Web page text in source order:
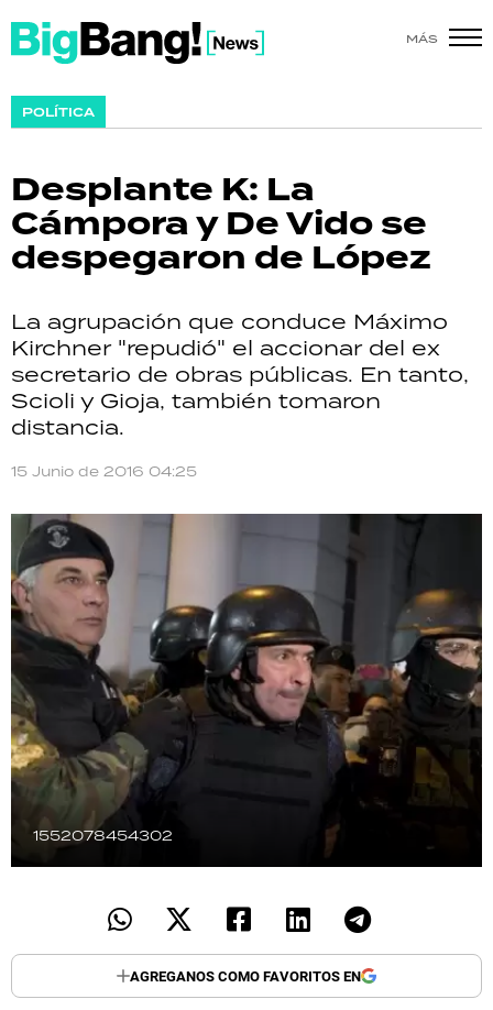
MÁS
POLÍTICA
Desplante K: La
Cámpora y De Vido se
despegaron de López
La agrupación que conduce Máximo
Kirchner "repudió" el accionar del ex
secretario de obras públicas. En tanto,
Scioli y Gioja, también tomaron
distancia.
15 Junio de 2016 04:25
1552078454302
AGREGANOS COMO FAVORITOS EN
SHOW
ACTUALIDAD
POLICIALES
ECONOMÍA
GRAN HERMANO
SALUD
DEPORTES
TECNOLOGÍA
RECETAS
PALABRAS
HORÓSCOPO
Seguinos